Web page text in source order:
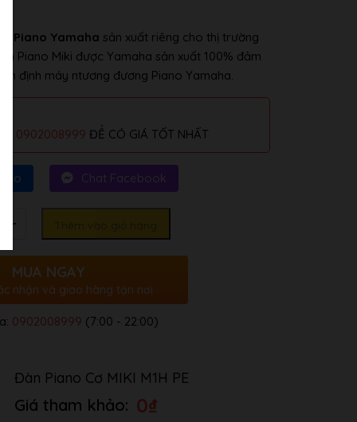
Piano Yamaha sản xuất riêng cho thị trường
Piano Miki được Yamaha sản xuất 100% đảm
định máy ntương đương Piano Yamaha.
0902008999 ĐỂ CÓ GIÁ TỐT NHẤT
Chat Facebook
Thêm vào giỏ hàng
MUA NGAY
nhận và giao hàng tận nơi
0902008999 (7:00 - 22:00)
Đàn Piano Cơ MIKI M1H PE
0₫